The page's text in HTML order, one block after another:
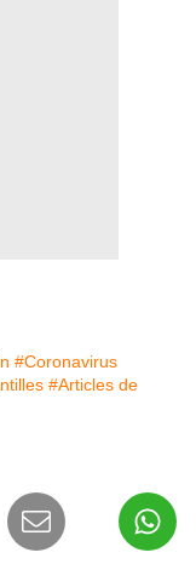
#Coronavirus
#Articles de